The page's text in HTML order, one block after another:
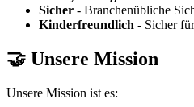
Sicher - Branchenübliche
Kinderfreundlich - Sicher
🤝 Unsere Mission
Unsere Mission ist es: